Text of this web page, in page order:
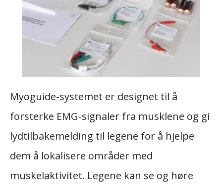
Myoguide-systemet er designet til å
forsterke EMG-signaler fra musklene og gi
lydtilbakemelding til legene for å hjelpe
dem å lokalisere områder med
muskelaktivitet. Legene kan se og høre